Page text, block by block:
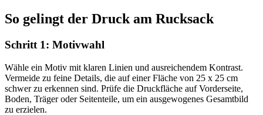
So gelingt der Druck am Rucksack
Schritt 1: Motivwahl
Wähle ein Motiv mit klaren Linien und ausreichendem Kontrast.
Vermeide zu feine Details, die auf einer Fläche von 25 x 25 cm
schwer zu erkennen sind. Prüfe die Druckfläche auf Vorderseite,
Boden, Träger oder Seitenteile, um ein ausgewogenes Gesamtbild
zu erzielen.